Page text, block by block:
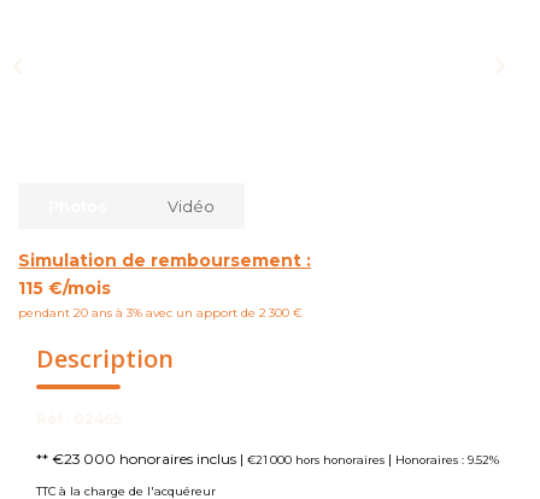
Simulation de remboursement :
115 €/mois
pendant 20 ans à 3% avec un apport de 2 300 €
Vidéo
Description
** €23 000 honoraires inclus | €21 000 hors honoraires | Honoraires : 9.52%
TTC à la charge de l'acquéreur